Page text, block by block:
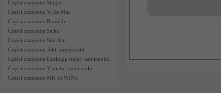
Części zamienne Singer
Części zamienne Vi.Be.Mac
Części zamienne Rimoldi
Części zamienne Seiko
Części zamienne Sun Star
Części zamienne Juki, zamienniki
Części zamienne Durkopp Adler, zamienniki
Części zamienne Yamato, zamienniki
Części zamienne MK SEWING